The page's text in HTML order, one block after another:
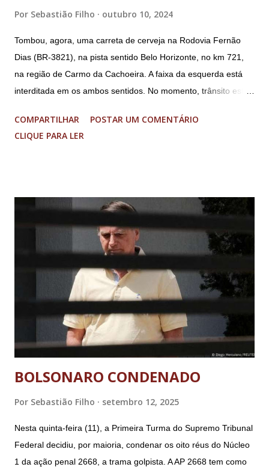
Por Sebastião Filho outubro 10, 2024
Tombou, agora, uma carreta de cerveja na Rodovia Fernão
Dias (BR-3821), na pista sentido Belo Horizonte, no km 721,
na região de Carmo da Cachoeira. A faixa da esquerda está
interditada em os ambos sentidos. No momento, trânsito está
Imagens @transitofernaodias *Por Sebastião Filho
COMPARTILHAR
POSTAR UM COMENTÁRIO
CLIQUE PARA LER
BOLSONARO CONDENADO
Por Sebastião Filho setembro 12, 2025
Nesta quinta-feira (11), a Primeira Turma do Supremo Tribunal
Federal decidiu, por maioria, condenar os oito réus do Núcleo
1 da ação penal 2668, a trama golpista. A AP 2668 tem como